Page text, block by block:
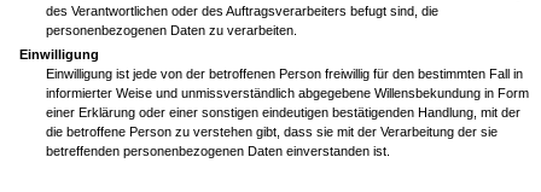
des Verantwortlichen oder des Auftragsverarbeiters befugt sind, die
personenbezogenen Daten zu verarbeiten.
Einwilligung
Einwilligung ist jede von der betroffenen Person freiwillig für den bestimmten Fall in
informierter Weise und unmissverständlich abgegebene Willensbekundung in Form
einer Erklärung oder einer sonstigen eindeutigen bestätigenden Handlung, mit der
die betroffene Person zu verstehen gibt, dass sie mit der Verarbeitung der sie
betreffenden personenbezogenen Daten einverstanden ist.